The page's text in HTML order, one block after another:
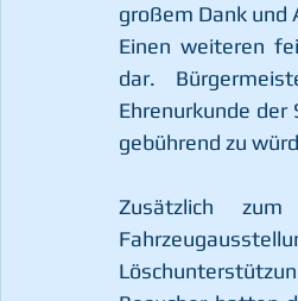
großem Dank und
Einen weiteren
dar.
Ehrenurkunde
gebührend zu
Zusätzlich